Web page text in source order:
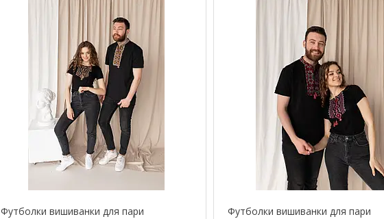
Футболки вишиванки для пари
Футболки вишиванки для пари